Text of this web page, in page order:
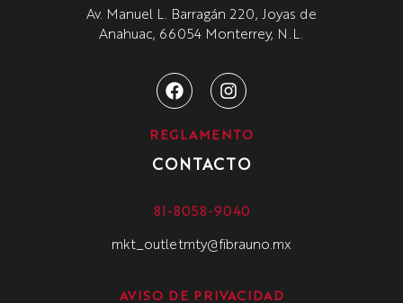
Av. Manuel L. Barragán 220, Joyas de
Anahuac, 66054 Monterrey, N.L.
REGLAMENTO
CONTACTO
81-8058-9040
mkt_outletmty@fibrauno.mx
AVISO DE PRIVACIDAD